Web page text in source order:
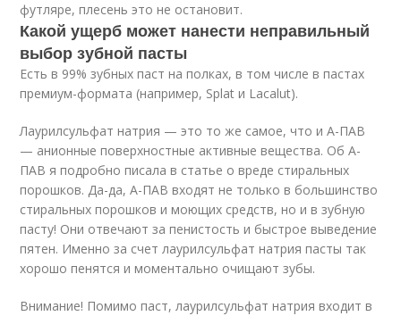
футляре, плесень это не остановит.
Какой ущерб может нанести неправильный
выбор зубной пасты
Есть в 99% зубных паст на полках, в том числе в пастах
премиум-формата (например, Splat и Lacalut).
Лаурилсульфат натрия — это то же самое, что и А-ПАВ
— анионные поверхностные активные вещества. Об А-
ПАВ я подробно писала в статье о вреде стиральных
порошков. Да-да, А-ПАВ входят не только в большинство
стиральных порошков и моющих средств, но и в зубную
пасту! Они отвечают за пенистость и быстрое выведение
пятен. Именно за счет лаурилсульфат натрия пасты так
хорошо пенятся и моментально очищают зубы.
Внимание! Помимо паст, лаурилсульфат натрия входит в